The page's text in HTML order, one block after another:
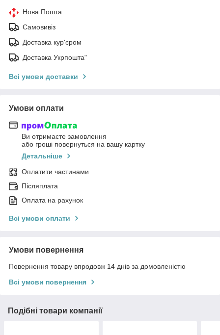
Нова Пошта
Самовивіз
Доставка кур'єром
Доставка Укрпошта"
Всі умови доставки
Умови оплати
Ви отримаєте замовлення
або гроші повернуться на вашу картку
Детальніше
Оплатити частинами
Післяплата
Оплата на рахунок
Всі умови оплати
Умови повернення
Повернення товару впродовж 14 днів за домовленістю
Всі умови повернення
Подібні товари компанії